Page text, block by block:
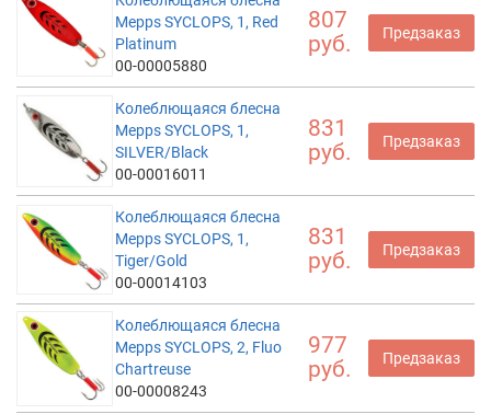
Mepps SYCLOPS, 1, Red
Platinum
00-00005880
807
руб.
Предзаказ
Колеблющаяся блесна
Mepps SYCLOPS, 1,
SILVER/Black
00-00016011
831
руб.
Предзаказ
Колеблющаяся блесна
Mepps SYCLOPS, 1,
Tiger/Gold
00-00014103
831
руб.
Предзаказ
Колеблющаяся блесна
Mepps SYCLOPS, 2, Fluo
Chartreuse
00-00008243
977
руб.
Предзаказ